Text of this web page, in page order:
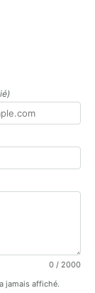
0 / 2000
jamais affiché.